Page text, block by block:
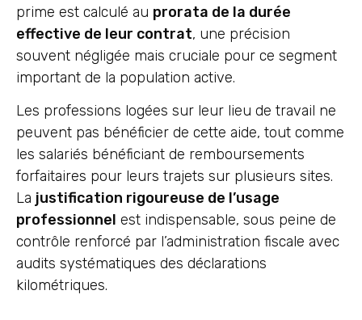
prime est calculé au prorata de la durée
effective de leur contrat, une précision
souvent négligée mais cruciale pour ce segment
important de la population active.
Les professions logées sur leur lieu de travail ne
peuvent pas bénéficier de cette aide, tout comme
les salariés bénéficiant de remboursements
forfaitaires pour leurs trajets sur plusieurs sites.
La justification rigoureuse de l’usage
professionnel est indispensable, sous peine de
contrôle renforcé par l’administration fiscale avec
audits systématiques des déclarations
kilométriques.